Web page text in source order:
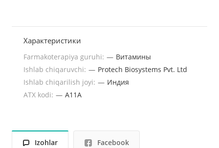
Характеристики
Farmakoterapiya guruhi: — Витамины
Ishlab chiqaruvchi: — Protech Biosystems Pvt. Ltd
Ishlab chiqarilish joyi: — Индия
ATX kodi: — A11A
Izohlar Facebook